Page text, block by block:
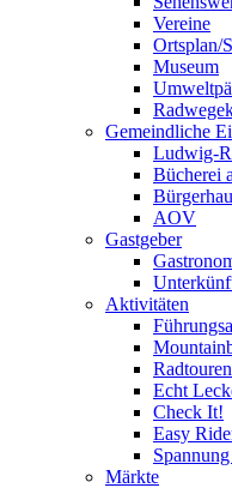
Vereine
Ortsplan/
Museum
Gemeindliche
Ludwig-
Bücherei
AOV
Gastgeber
Aktivitäten
Radtouren
Echt
Check It!
Easy
Märkte